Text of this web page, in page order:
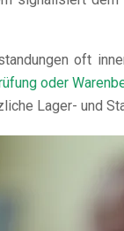
oft
oder
Lager- und